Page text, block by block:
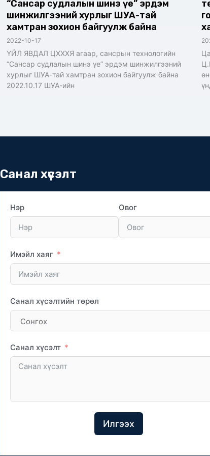
“Сансар судлалын шинэ үе” эрдэм
шинжилгээний хурлыг ШУА-тай
хамтран зохион байгуулж байна
2022-10-17
ҮЙЛ ЯВДАЛ ЦХХХЯ агаар, сансрын технологийн
“Сансар судлалын шинэ үе” эрдэм шинжилгээний
хурлыг ШУА-тай хамтран зохион байгуулж байна
2022.10.17 ШУА-ийн
Санал хүсэлт
Нэр Овог
Имэйл хаяг
Санал хүсэлтийн төрөл
Санал хүсэлт
Илгээх